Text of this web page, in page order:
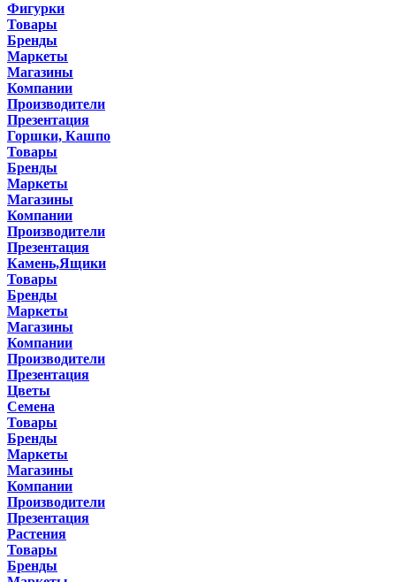
Фигурки
Товары
Бренды
Маркеты
Магазины
Компании
Производители
Презентация
Горшки, Кашпо
Товары
Бренды
Маркеты
Магазины
Компании
Производители
Презентация
Камень,Ящики
Товары
Бренды
Маркеты
Магазины
Компании
Производители
Презентация
Цветы
Семена
Товары
Бренды
Маркеты
Магазины
Компании
Производители
Презентация
Растения
Товары
Бренды